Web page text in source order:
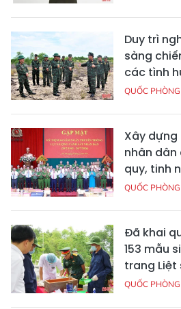
Duy trì
sàng
các tình
QUỐC
Xây
nhân dân
quy, tinh
QUỐC
Đã khai
153 mẫu
trang Liệt
QUỐC